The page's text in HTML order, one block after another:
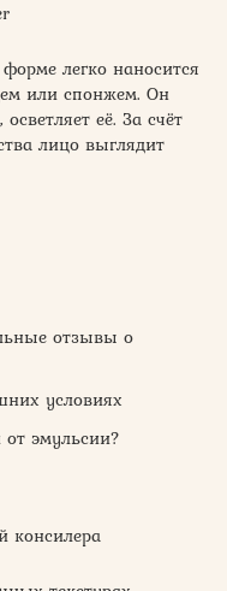
легко наносится
или спонжем. Он
её. За счёт
лицо выглядит
отзывы о
условиях
эмульсии?
консилера